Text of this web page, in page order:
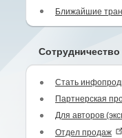
Ближайшие
Сотрудничество
Стать
Партнерская
Для авторов
Отдел продаж